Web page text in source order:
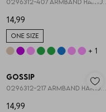
14,99
+ 1
ONE SIZE
1/2
Nieuw
Gossip
14,99